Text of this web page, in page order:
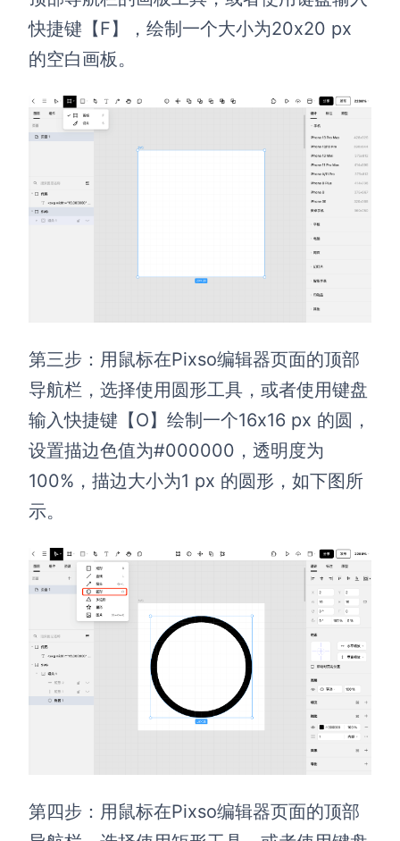
快捷键【F】，绘制一个大小为20x20 px
的空白画板。
第三步：用鼠标在Pixso编辑器页面的顶部
导航栏，选择使用圆形工具，或者使用键盘
输入快捷键【O】绘制一个16x16 px 的圆，
设置描边色值为#000000，透明度为
100%，描边大小为1 px 的圆形，如下图所
示。
第四步：用鼠标在Pixso编辑器页面的顶部